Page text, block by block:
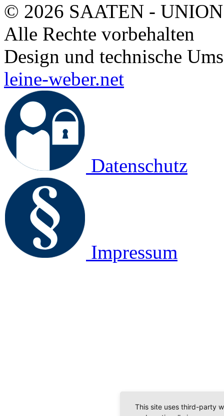
© 2026 SAATEN -
Alle Rechte vorbehalten
Design und technische
leine-weber.net
Datenschutz
Impressum
This site uses third-party